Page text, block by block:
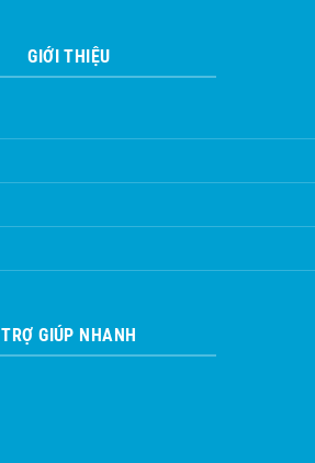
GIỚI THIỆU
TRỢ GIÚP NHANH